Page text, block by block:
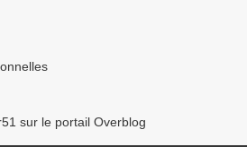
sur le portail Overblog